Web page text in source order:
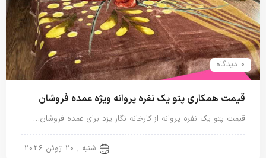
0 دیدگاه
قیمت همکاری پتو یک نفره پروانه ویژه عمده فروشان
قیمت پتو یک نفره پروانه از کارخانه نگار یزد برای عمده فروشان…
شنبه , 20 ژوئن 2026